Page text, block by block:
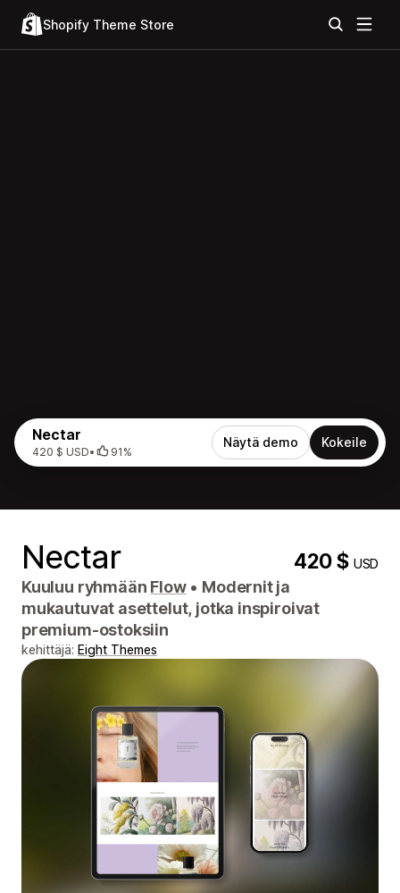
Shopify Theme Store
Nectar
420 $ USD• 91%
Näytä demo Kokeile
Nectar 420 $USD
Kuuluu ryhmään Flow • Modernit ja
mukautuvat asettelut, jotka inspiroivat
premium-ostoksiin
kehittäjä: Eight Themes